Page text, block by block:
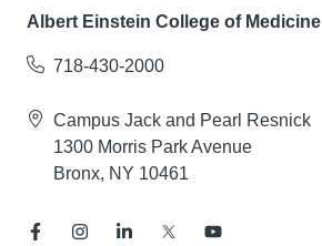
Albert Einstein College of Medicine
718-430-2000
Campus Jack and Pearl Resnick
1300 Morris Park Avenue
Bronx, NY 10461